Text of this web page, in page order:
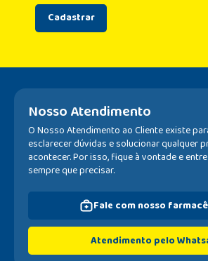
Cadastrar
Nosso Atendimento
O Nosso Atendimento ao Cliente existe
esclarecer dúvidas e solucionar qualquer
acontecer. Por isso, fique à vontade e
sempre que precisar.
Fale com nosso
Atendimento pelo